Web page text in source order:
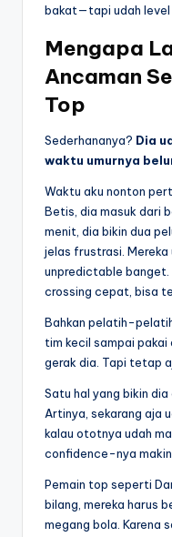
bakat—tapi udah level
Mengapa
Ancaman
Top
Sederhananya? Dia
waktu umurnya
Waktu aku nonton
Betis, dia masuk dari
menit, dia bikin dua
jelas frustrasi. Mereka
unpredictable banget.
crossing cepat, bisa
Bahkan pelatih-
tim kecil sampai
gerak dia. Tapi tetap
Satu hal yang bikin dia
Artinya, sekarang aja
kalau ototnya udah
confidence-nya
Pemain top seperti
bilang, mereka harus
megang bola. Karena